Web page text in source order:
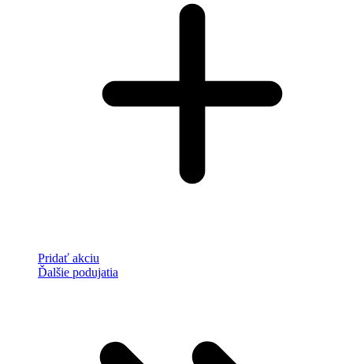
Pridať akciu
Ďalšie podujatia